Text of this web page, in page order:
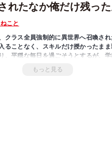
れたなか俺だけ残っ
こと
クラス全員強制的に異世界へ召喚さ
ることなく、スキルだけ授かったま
、平穏な毎日を過ごそうとするが、
う」発、大人気ファンタジー、待望
もっと見る